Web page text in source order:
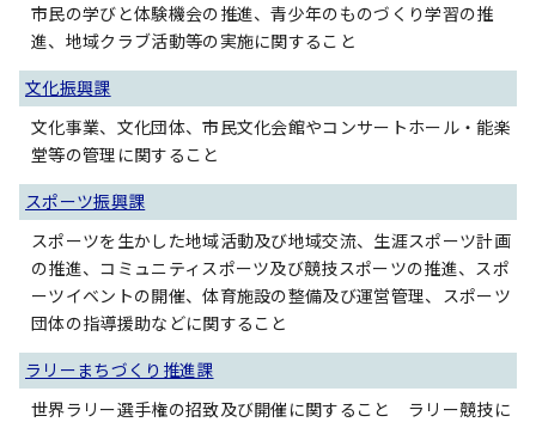
市民の学びと体験機会の推進、青少年のものづくり学習の推
進、地域クラブ活動等の実施に関すること
文化振興課
文化事業、文化団体、市民文化会館やコンサートホール・能楽
堂等の管理に関すること
スポーツ振興課
スポーツを生かした地域活動及び地域交流、生涯スポーツ計画
の推進、コミュニティスポーツ及び競技スポーツの推進、スポ
ーツイベントの開催、体育施設の整備及び運営管理、スポーツ
団体の指導援助などに関すること
ラリーまちづくり推進課
世界ラリー選手権の招致及び開催に関すること ラリー競技に